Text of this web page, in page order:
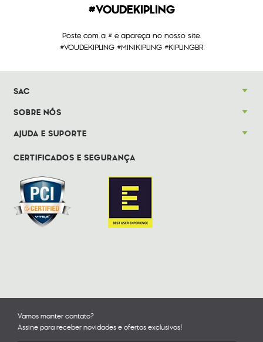
#VOUDEKIPLING
Poste com a # e apareça no nosso site.
#VOUDEKIPLING #MINIKIPLING #KIPLINGBR
SAC
SOBRE NÓS
AJUDA E SUPORTE
CERTIFICADOS E SEGURANÇA
Vamos manter contato?
Assine para receber novidades e ofertas exclusivas!